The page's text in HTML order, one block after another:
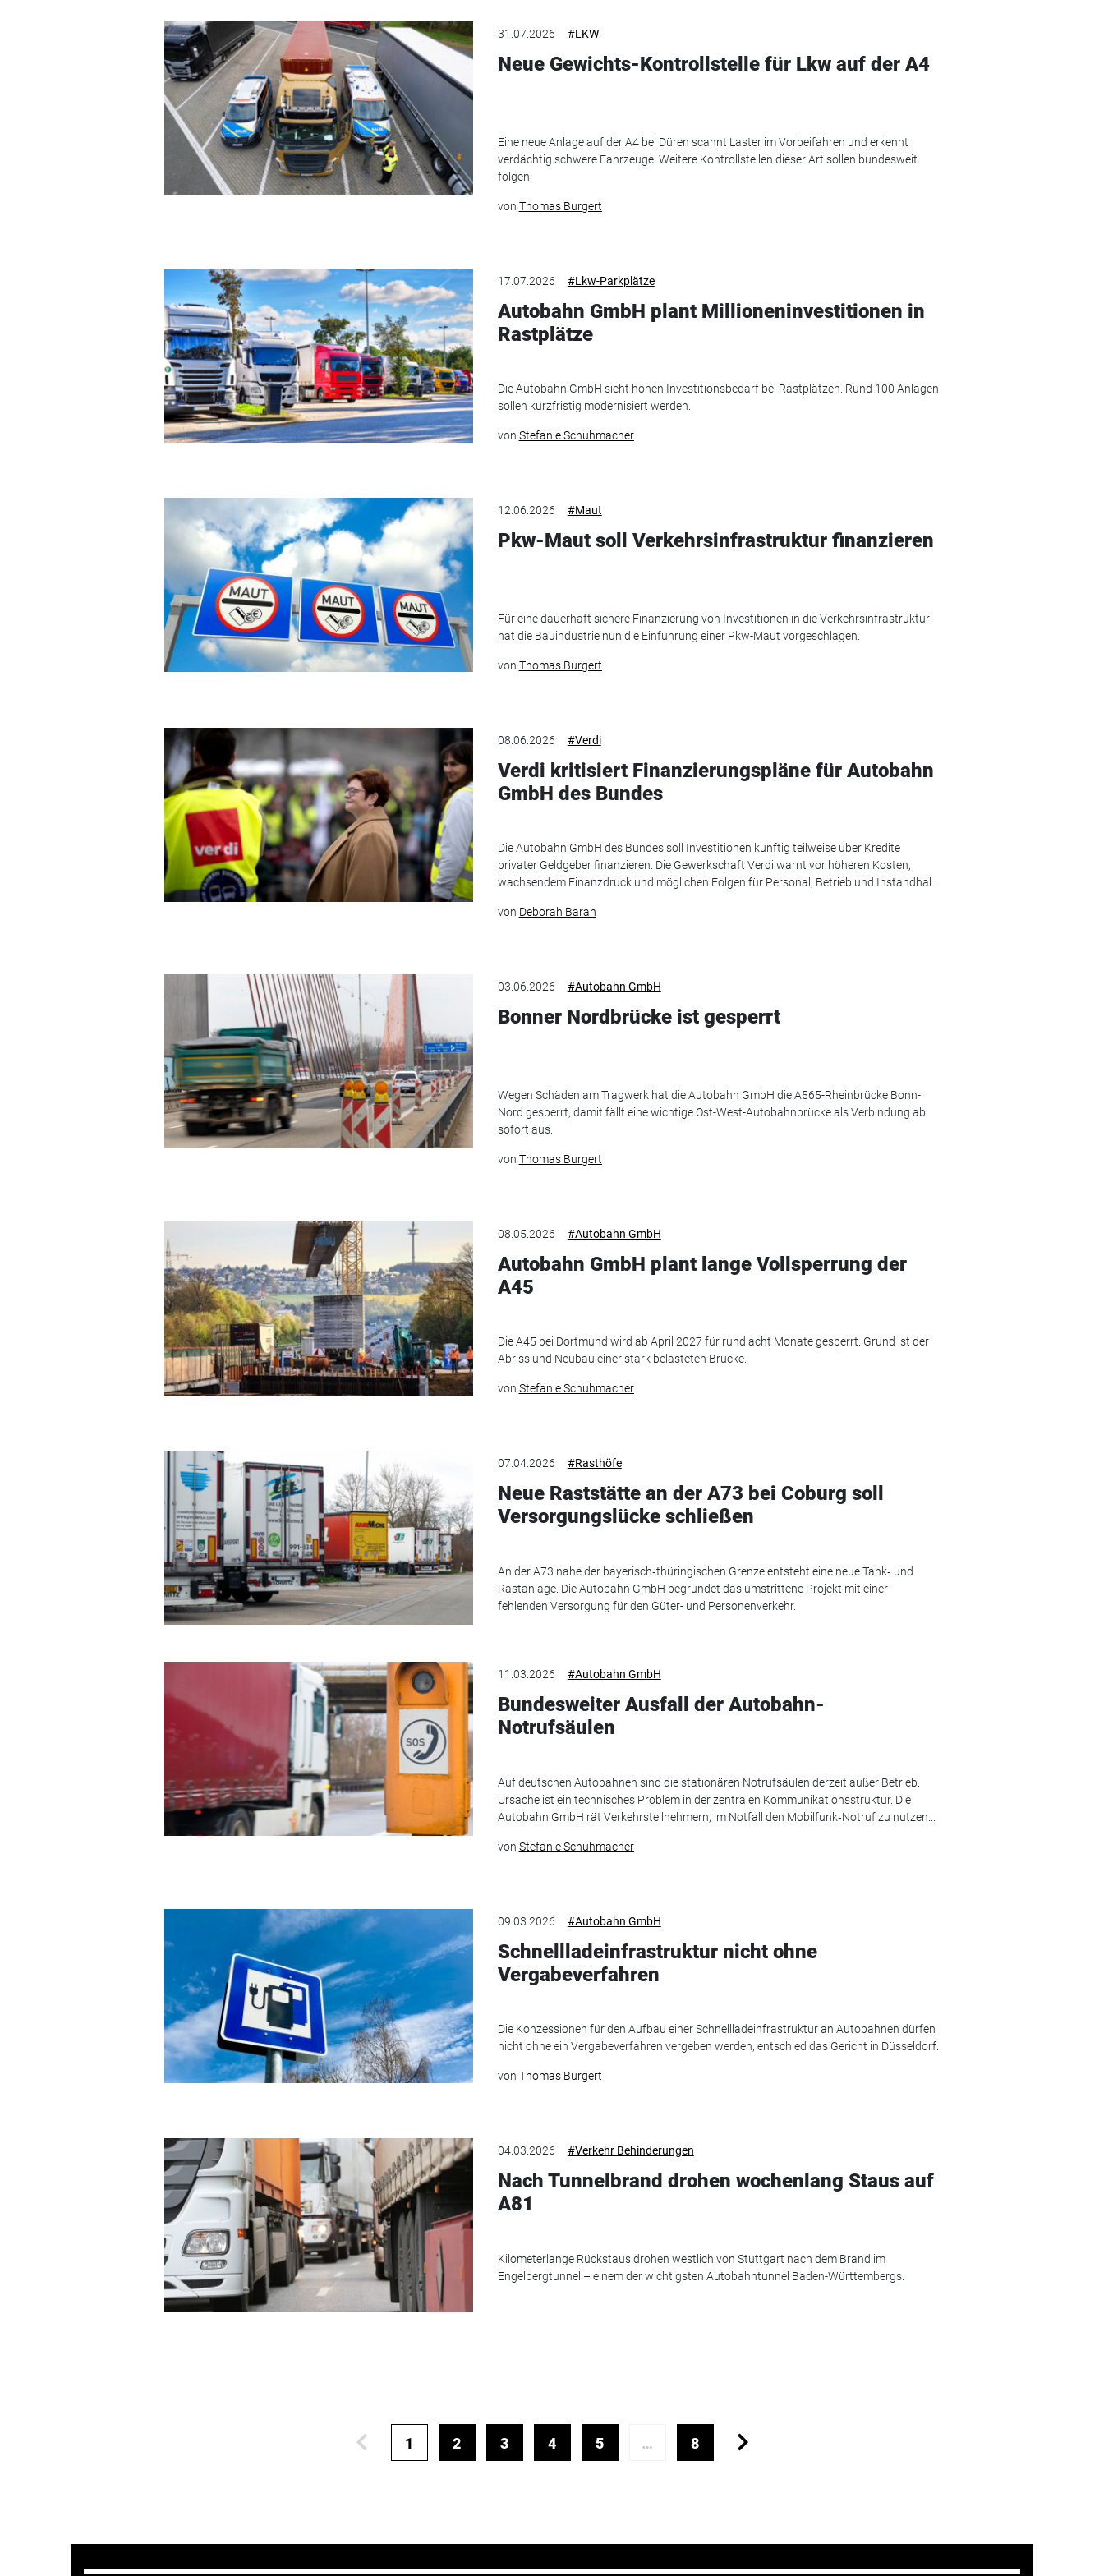
31.07.2026 #LKW
Neue Gewichts-Kontrollstelle für Lkw auf der A4
Eine neue Anlage auf der A4 bei Düren scannt Laster im Vorbeifahren und erkennt
verdächtig schwere Fahrzeuge. Weitere Kontrollstellen dieser Art sollen bundesweit
folgen.
von Thomas Burgert
17.07.2026 #Lkw-Parkplätze
Autobahn GmbH plant Millioneninvestitionen in
Rastplätze
Die Autobahn GmbH sieht hohen Investitionsbedarf bei Rastplätzen. Rund 100 Anlagen
sollen kurzfristig modernisiert werden.
von Stefanie Schuhmacher
12.06.2026 #Maut
Pkw-Maut soll Verkehrsinfrastruktur finanzieren
Für eine dauerhaft sichere Finanzierung von Investitionen in die Verkehrsinfrastruktur
hat die Bauindustrie nun die Einführung einer Pkw-Maut vorgeschlagen.
von Thomas Burgert
08.06.2026 #Verdi
Verdi kritisiert Finanzierungspläne für Autobahn
GmbH des Bundes
Die Autobahn GmbH des Bundes soll Investitionen künftig teilweise über Kredite
privater Geldgeber finanzieren. Die Gewerkschaft Verdi warnt vor höheren Kosten,
wachsendem Finanzdruck und möglichen Folgen für Personal, Betrieb und Instandhal...
von Deborah Baran
03.06.2026 #Autobahn GmbH
Bonner Nordbrücke ist gesperrt
Wegen Schäden am Tragwerk hat die Autobahn GmbH die A565-Rheinbrücke Bonn-
Nord gesperrt, damit fällt eine wichtige Ost-West-Autobahnbrücke als Verbindung ab
sofort aus.
von Thomas Burgert
08.05.2026 #Autobahn GmbH
Autobahn GmbH plant lange Vollsperrung der
A45
Die A45 bei Dortmund wird ab April 2027 für rund acht Monate gesperrt. Grund ist der
Abriss und Neubau einer stark belasteten Brücke.
von Stefanie Schuhmacher
07.04.2026 #Rasthöfe
Neue Raststätte an der A73 bei Coburg soll
Versorgungslücke schließen
An der A73 nahe der bayerisch‑thüringischen Grenze entsteht eine neue Tank‑ und
Rastanlage. Die Autobahn GmbH begründet das umstrittene Projekt mit einer
fehlenden Versorgung für den Güter- und Personenverkehr.
11.03.2026 #Autobahn GmbH
Bundesweiter Ausfall der Autobahn-
Notrufsäulen
Auf deutschen Autobahnen sind die stationären Notrufsäulen derzeit außer Betrieb.
Ursache ist ein technisches Problem in der zentralen Kommunikationsstruktur. Die
Autobahn GmbH rät Verkehrsteilnehmern, im Notfall den Mobilfunk‑Notruf zu nutzen...
von Stefanie Schuhmacher
09.03.2026 #Autobahn GmbH
Schnellladeinfrastruktur nicht ohne
Vergabeverfahren
Die Konzessionen für den Aufbau einer Schnellladeinfrastruktur an Autobahnen dürfen
nicht ohne ein Vergabeverfahren vergeben werden, entschied das Gericht in Düsseldorf.
von Thomas Burgert
04.03.2026 #Verkehr Behinderungen
Nach Tunnelbrand drohen wochenlang Staus auf
A81
Kilometerlange Rückstaus drohen westlich von Stuttgart nach dem Brand im
Engelbergtunnel – einem der wichtigsten Autobahntunnel Baden-Württembergs.
1 2 3 4 5 … 8